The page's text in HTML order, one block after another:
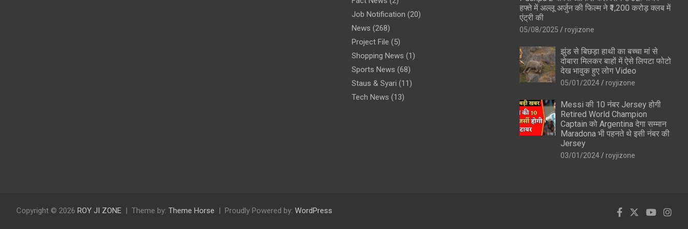
Job Notification (20)
News (268)
Project File (5)
Shopping News (1)
Sports News (68)
Staus & Syari (11)
Tech News (13)
हफ्ते में अल्लू अर्जुन की फिल्म ने ₹1,200 करोड़ क्लब में
एंट्री की
05/08/2025 royjizone
झुंड से बिछड़ा हाथी का बच्चा मां से
दोबारा मिलकर बाहों में ऐसे लिपटा फोटो
देख भावुक हुए लोग Video
05/01/2024 royjizone
Messi की 10 नंबर Jersey होगी
Retired World Champion
Captain को Argentina देगा सम्मान
Maradona भी पहनते थे इसी नंबर की
Jersey
03/01/2024 royjizone
Copyright © 2026 ROY JI ZONE Theme by: Theme Horse Proudly Powered by: WordPress